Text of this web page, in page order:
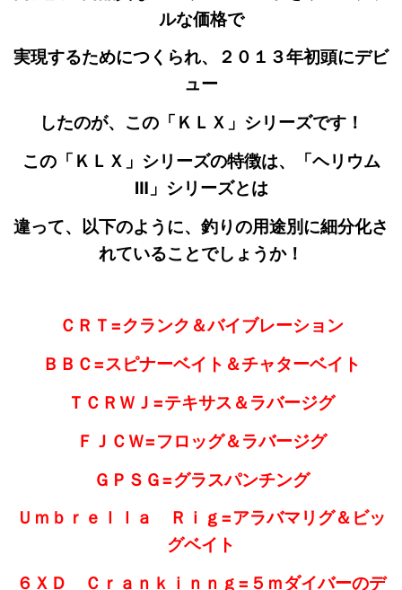
ルな価格で
実現するためにつくられ、２０１３年初頭にデビ
ュー
したのが、この「ＫＬＸ」シリーズです！
この「ＫＬＸ」シリーズの特徴は、「ヘリウム
Ⅲ」シリーズとは
違って、以下のように、釣りの用途別に細分化さ
れていることでしょうか！
ＣＲＴ=クランク＆バイブレーション
ＢＢＣ=スピナーベイト＆チャターベイト
ＴＣＲＷＪ=テキサス＆ラバージグ
ＦＪＣＷ=フロッグ＆ラバージグ
ＧＰＳＧ=グラスパンチング
Ｕｍｂｒｅｌｌａ Ｒｉｇ=アラバマリグ＆ビッ
グベイト
６ＸＤ Ｃｒａｎｋｉｎｎｇ=５ｍダイバーのデ